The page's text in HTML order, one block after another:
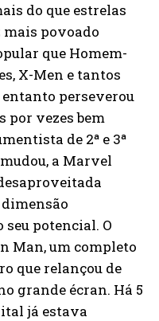
do que estrelas
mais povoado
que Homem-
X-Men e tantos
entanto perseverou
vezes bem
de 2ª e 3ª
a Marvel
potencial. O
Man, um completo
que relançou de
grande écran. Há 5
já estava